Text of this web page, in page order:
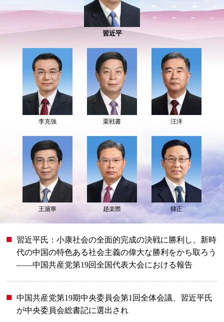
習近平
李克強 栗戦書 汪洋
王滬寧 趙楽際 韓正
習近平氏：小康社会の全面的完成の決戦に勝利し、新時
代の中国の特色ある社会主義の偉大な勝利をかち取ろう
――中国共産党第19回全国代表大会における報告
中国共産党第19期中央委員会第1回全体会議、習近平氏
が中央委員会総書記に選出され